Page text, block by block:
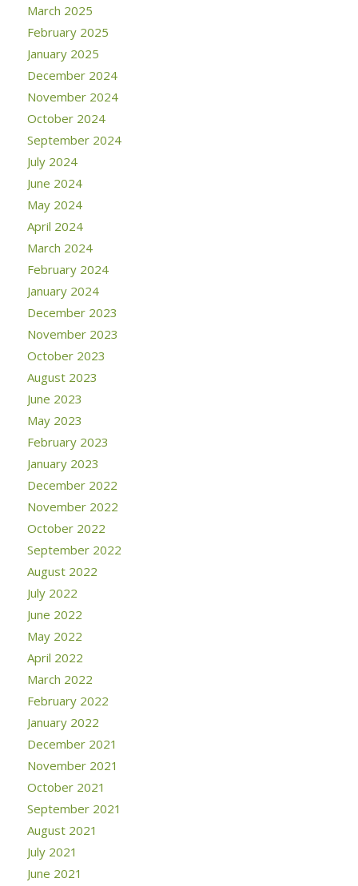
March 2025
February 2025
January 2025
December 2024
November 2024
October 2024
September 2024
July 2024
June 2024
May 2024
April 2024
March 2024
February 2024
January 2024
December 2023
November 2023
October 2023
August 2023
June 2023
May 2023
February 2023
January 2023
December 2022
November 2022
October 2022
September 2022
August 2022
July 2022
June 2022
May 2022
April 2022
March 2022
February 2022
January 2022
December 2021
November 2021
October 2021
September 2021
August 2021
July 2021
June 2021